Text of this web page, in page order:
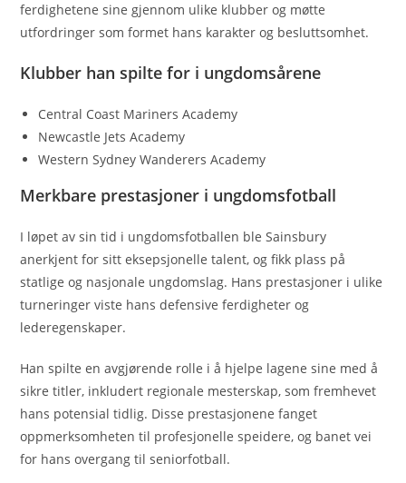
ferdighetene sine gjennom ulike klubber og møtte
utfordringer som formet hans karakter og besluttsomhet.
Klubber han spilte for i ungdomsårene
Central Coast Mariners Academy
Newcastle Jets Academy
Western Sydney Wanderers Academy
Merkbare prestasjoner i ungdomsfotball
I løpet av sin tid i ungdomsfotballen ble Sainsbury
anerkjent for sitt eksepsjonelle talent, og fikk plass på
statlige og nasjonale ungdomslag. Hans prestasjoner i ulike
turneringer viste hans defensive ferdigheter og
lederegenskaper.
Han spilte en avgjørende rolle i å hjelpe lagene sine med å
sikre titler, inkludert regionale mesterskap, som fremhevet
hans potensial tidlig. Disse prestasjonene fanget
oppmerksomheten til profesjonelle speidere, og banet vei
for hans overgang til seniorfotball.